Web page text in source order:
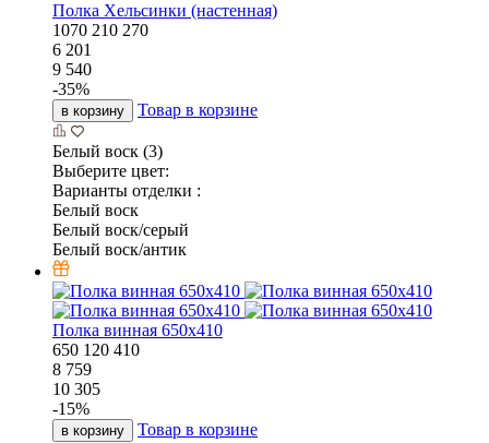
Полка Хельсинки (настенная)
1070 210 270
6 201
9 540
-35%
в корзину Товар в корзине
Белый воск (3)
Выберите цвет:
Варианты отделки :
Белый воск
Белый воск/серый
Белый воск/антик
Полка винная 650х410
650 120 410
8 759
10 305
-15%
в корзину Товар в корзине